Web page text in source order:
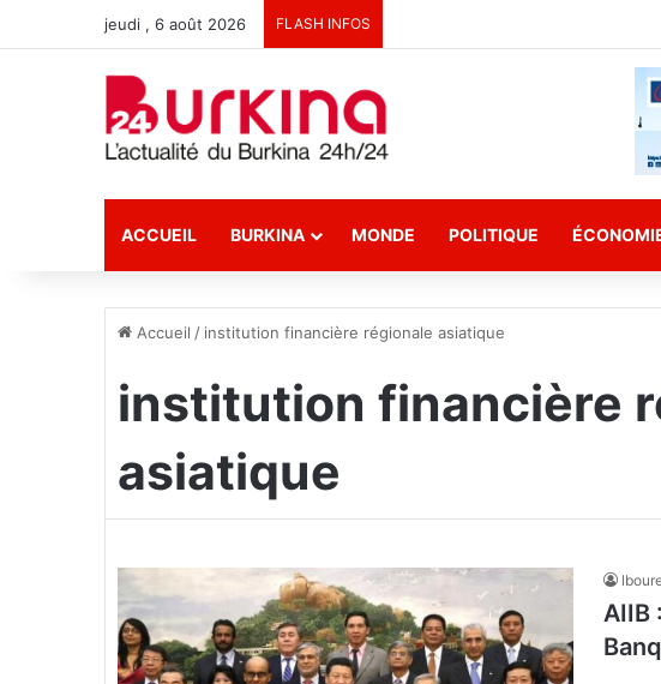
jeudi , 6 août 2026 FLASH INFOS
ACCUEIL BURKINA MONDE POLITIQUE
Accueil / institution financière régionale asiatique
institution financière
asiatique
AIIB